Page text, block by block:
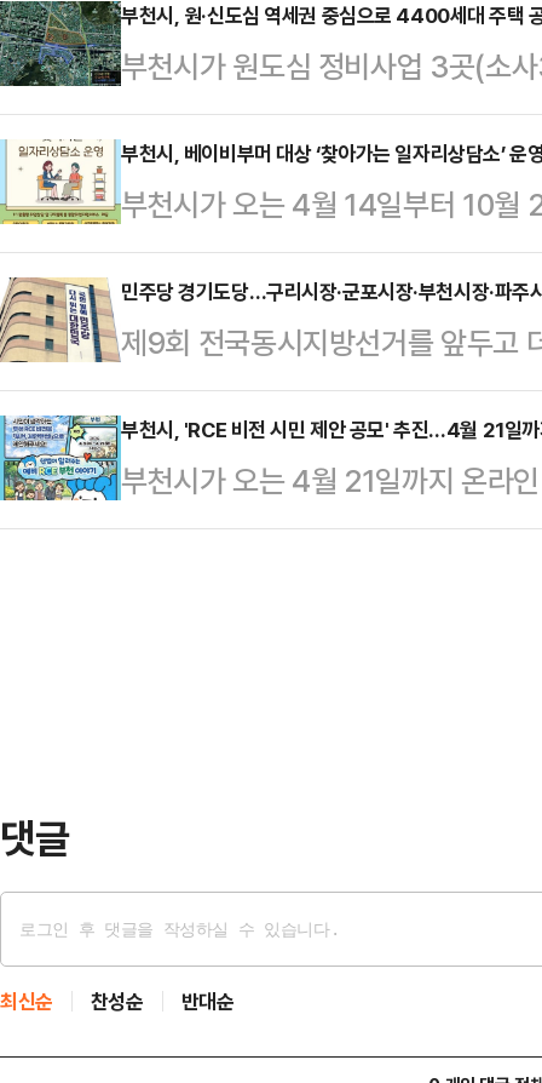
리제 기간 동안 초미세먼지 평균
다.이는 계절관리제 시행 이후 가장
인 24㎍/㎥보다도 낮아, 부천시 대
타났다.미세먼지 계절관리제는 고
까지 평상시보다 강화된 저감 정책
기질 개선을 위한 핵심 …
부천시, 원·신도심 역세권 중심으로 4400세대 주택
부천시가 원도심 정비사업 3곳(소
역세권을 중심으로 주택 공급을 본
량이 총 4400여 세대 규모로 예정
나는 지난 2월 분양이 시작된 괴안
넘’이다.해당 사업은 전체 759세대
서는 소사3구역(시공사 DL이앤씨
를 상반기 중 일반분양할 예정이며,
설)은 전…
부천시, 베이비부머 대상 ‘찾아가는 일자리상담소’ 운
부천시가 오는 4월 14일부터 10월
상으로 ‘찾아가는 일자리상담소’를
습센터와 협업해 교육과 취업 간 연
기회를 제공하기 위해 마련됐다.상
심곡동종합사회복지관 등 베이비
총 12회에 걸쳐 진행된다.현장 방
1~2명이 맡는다.이들은 참여자의
로 분석해 재취업 방향을…
민주당 경기도당…구리시장·군포시장·부천시장·파주
제9회 전국동시지방선거를 앞두고
레이스가 막바지에 이르고 있다.민
을 통해 선출한다는 원칙으로 각 후
경기도당은 지난 11일, 구리시장·
한 본경선 진출자를 발표했다.구리
부천시, 'RCE 비전 시민 제안 공모' 추진…4월 21일
부천시가 오는 4월 21일까지 온라
썹'을 통해 '부천 RCE 비전 시민 제
댓글
최신순 찬성순 반대순